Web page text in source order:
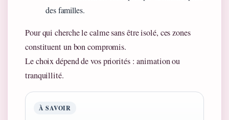
des familles.
Pour qui cherche le calme sans être isolé, ces zones
constituent un bon compromis.
Le choix dépend de vos priorités : animation ou
tranquillité.
À SAVOIR